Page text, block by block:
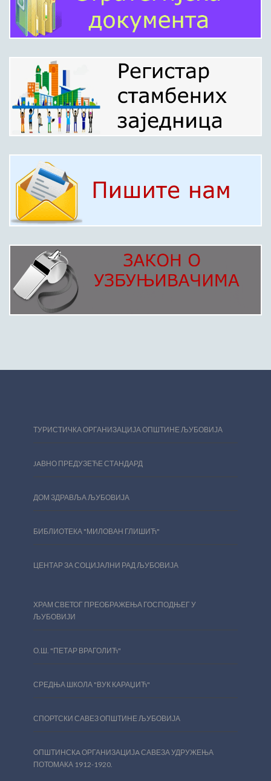
ТУРИСТИЧКА ОРГАНИЗАЦИЈА ОПШТИНЕ ЉУБОВИЈА
JAВНО ПРЕДУЗЕЋЕ СТАНДАРД
ДОМ ЗДРАВЉА ЉУБОВИЈА
БИБЛИОТЕКА "МИЛОВАН ГЛИШИЋ"
ЦЕНТАР ЗА СОЦИЈАЛНИ РАД ЉУБОВИЈА
ХРАМ СВЕТОГ ПРЕОБРАЖЕЊА ГОСПОДЊЕГ У
ЉУБОВИЈИ
О.Ш. "ПЕТАР ВРАГОЛИЋ"
СРЕДЊА ШКОЛА "ВУК КАРАЏИЋ"
СПОРТСКИ САВЕЗ ОПШТИНЕ ЉУБОВИЈА
ОПШТИНСКA ОРГАНИЗАЦИЈA САВЕЗА УДРУЖЕЊА
ПОТОМАКА 1912-1920.